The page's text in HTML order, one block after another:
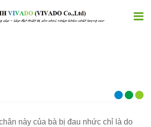
này của bà bị đau nhức chỉ là do